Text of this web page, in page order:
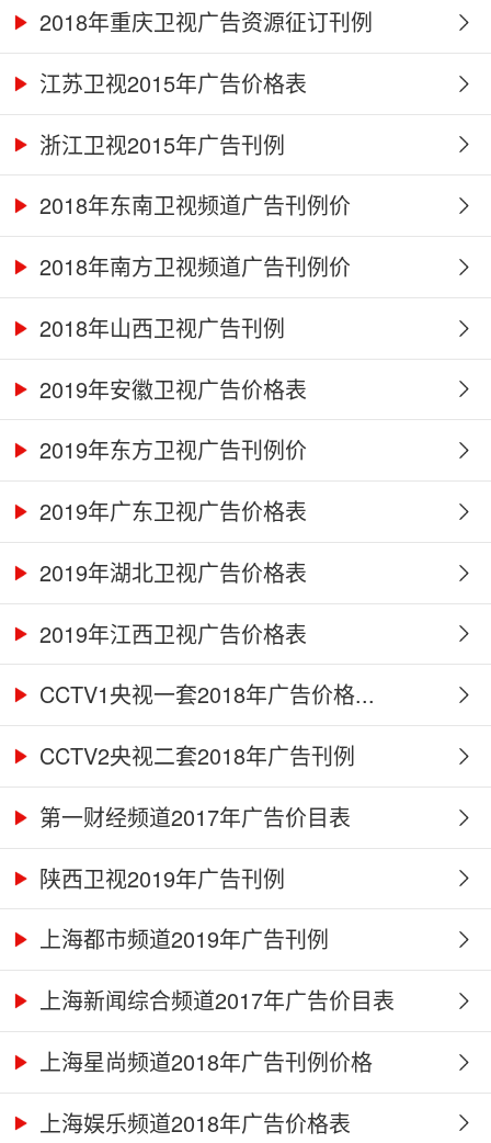
2018年重庆卫视广告资源征订刊例
江苏卫视2015年广告价格表
浙江卫视2015年广告刊例
2018年东南卫视频道广告刊例价
2018年南方卫视频道广告刊例价
2018年山西卫视广告刊例
2019年安徽卫视广告价格表
2019年东方卫视广告刊例价
2019年广东卫视广告价格表
2019年湖北卫视广告价格表
2019年江西卫视广告价格表
CCTV1央视一套2018年广告价格...
CCTV2央视二套2018年广告刊例
第一财经频道2017年广告价目表
陕西卫视2019年广告刊例
上海都市频道2019年广告刊例
上海新闻综合频道2017年广告价目表
上海星尚频道2018年广告刊例价格
上海娱乐频道2018年广告价格表